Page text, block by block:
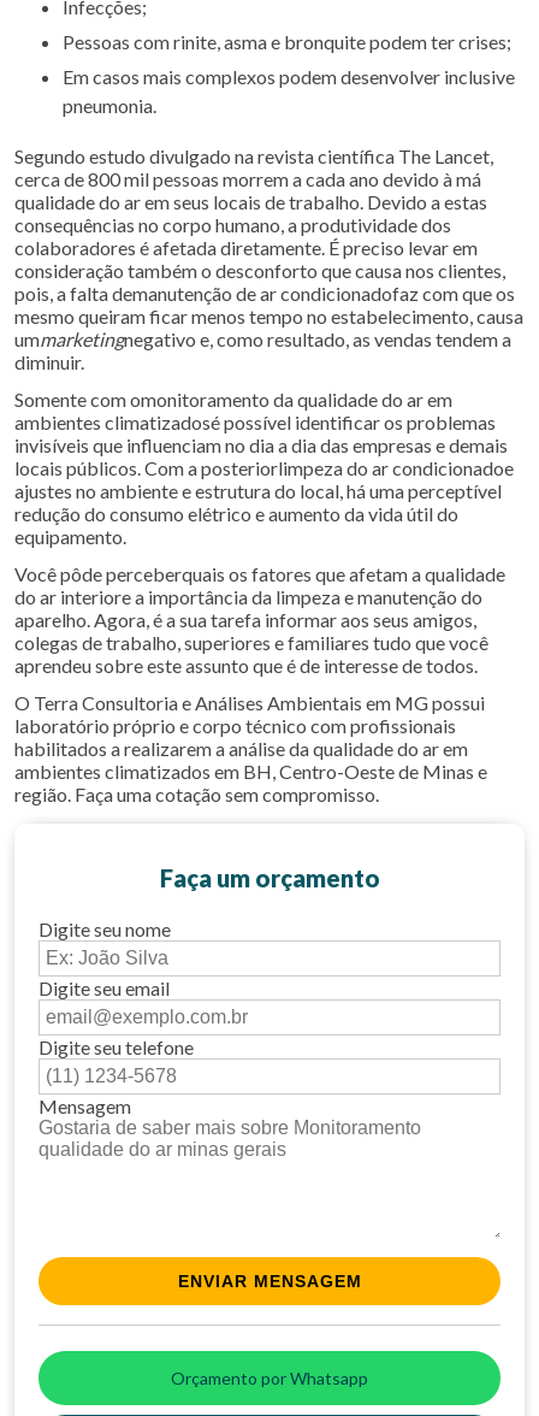
Infecções;
Pessoas com rinite, asma e bronquite podem ter crises;
Em casos mais complexos podem desenvolver inclusive
pneumonia.
Segundo estudo divulgado na revista científica The Lancet,
cerca de 800 mil pessoas morrem a cada ano devido à má
qualidade do ar em seus locais de trabalho. Devido a estas
consequências no corpo humano, a produtividade dos
colaboradores é afetada diretamente. É preciso levar em
consideração também o desconforto que causa nos clientes,
pois, a falta demanutenção de ar condicionadofaz com que os
mesmo queiram ficar menos tempo no estabelecimento, causa
ummarketingnegativo e, como resultado, as vendas tendem a
diminuir.
Somente com omonitoramento da qualidade do ar em
ambientes climatizadosé possível identificar os problemas
invisíveis que influenciam no dia a dia das empresas e demais
locais públicos. Com a posteriorlimpeza do ar condicionadoe
ajustes no ambiente e estrutura do local, há uma perceptível
redução do consumo elétrico e aumento da vida útil do
equipamento.
Você pôde perceberquais os fatores que afetam a qualidade
do ar interiore a importância da limpeza e manutenção do
aparelho. Agora, é a sua tarefa informar aos seus amigos,
colegas de trabalho, superiores e familiares tudo que você
aprendeu sobre este assunto que é de interesse de todos.
O Terra Consultoria e Análises Ambientais em MG possui
laboratório próprio e corpo técnico com profissionais
habilitados a realizarem a análise da qualidade do ar em
ambientes climatizados em BH, Centro-Oeste de Minas e
região. Faça uma cotação sem compromisso.
Faça um orçamento
Digite seu nome
Digite seu email
Digite seu telefone
Mensagem
Orçamento por Whatsapp